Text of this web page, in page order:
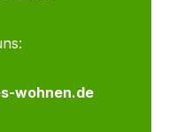
wohnen.de